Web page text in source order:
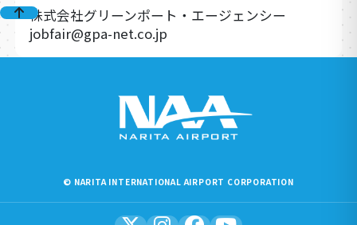
株式会社グリーンポート・エージェンシー
jobfair@gpa-net.co.jp
© NARITA INTERNATIONAL AIRPORT CORPORATION